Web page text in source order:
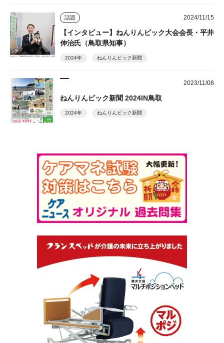
話題 2024/11/15
【インタビュー】ねんりんピック大会会長・平井
伸治氏（鳥取県知事）
2024年 ねんりんピック新聞
2023/11/08
ねんりんピック新聞 2024IN鳥取
2024年 ねんりんピック新聞